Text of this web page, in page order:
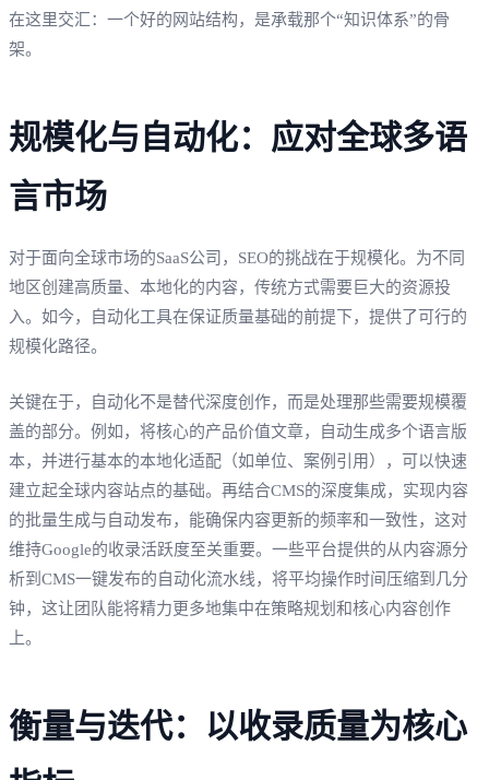
在这里交汇：一个好的网站结构，是承载那个“知识体系”的骨
架。
规模化与自动化：应对全球多语
言市场
对于面向全球市场的SaaS公司，SEO的挑战在于规模化。为不同
地区创建高质量、本地化的内容，传统方式需要巨大的资源投
入。如今，自动化工具在保证质量基础的前提下，提供了可行的
规模化路径。
关键在于，自动化不是替代深度创作，而是处理那些需要规模覆
盖的部分。例如，将核心的产品价值文章，自动生成多个语言版
本，并进行基本的本地化适配（如单位、案例引用），可以快速
建立起全球内容站点的基础。再结合CMS的深度集成，实现内容
的批量生成与自动发布，能确保内容更新的频率和一致性，这对
维持Google的收录活跃度至关重要。一些平台提供的从内容源分
析到CMS一键发布的自动化流水线，将平均操作时间压缩到几分
钟，这让团队能将精力更多地集中在策略规划和核心内容创作
上。
衡量与迭代：以收录质量为核心